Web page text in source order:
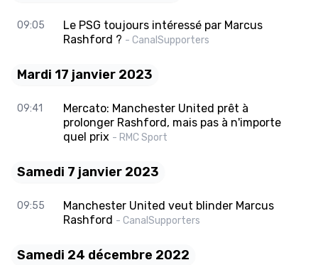
09:05
Le PSG toujours intéressé par Marcus
Rashford ? - CanalSupporters
Mardi 17 janvier 2023
09:41
Mercato: Manchester United prêt à
prolonger Rashford, mais pas à n'importe
quel prix - RMC Sport
Samedi 7 janvier 2023
09:55
Manchester United veut blinder Marcus
Rashford - CanalSupporters
Samedi 24 décembre 2022